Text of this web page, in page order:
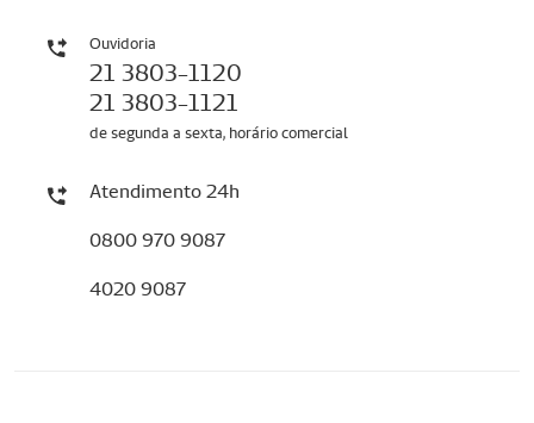
Ouvidoria
21 3803-1120
21 3803-1121
de segunda a sexta, horário comercial
Atendimento 24h
0800 970 9087
4020 9087